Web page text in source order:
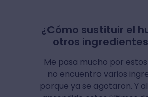
¿Cómo sustituir el
otros
Me pasa mucho por
no encuentro varios
porque ya se agotaron. Y